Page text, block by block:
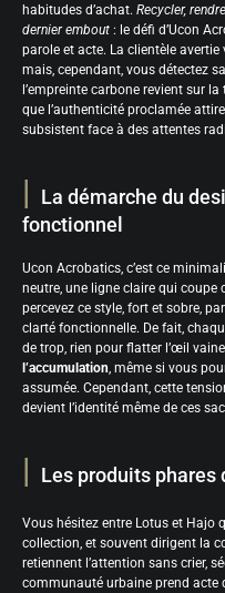
habitudes d’achat. Recycler,
dernier embout : le défi d’Ucon
parole et acte. La clientèle
mais, cependant, vous détectez
l’empreinte carbone revient sur
que l’authenticité proclamée
subsistent face à des attentes
La démarche du
fonctionnel
Ucon Acrobatics, c’est ce
neutre, une ligne claire qui
percevez ce style, fort et sobre,
clarté fonctionnelle. De fait,
de trop, rien pour flatter l’œil
l’accumulation, même si vous
assumée. Cependant, cette
devient l’identité même de ces
Les produits phares
Vous hésitez entre Lotus et Hajo
collection, et souvent dirigent la
retiennent l’attention sans crier,
communauté urbaine prend acte